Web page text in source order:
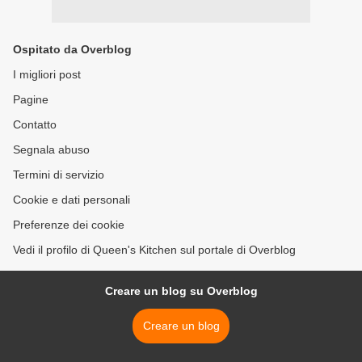
Ospitato da Overblog
I migliori post
Pagine
Contatto
Segnala abuso
Termini di servizio
Cookie e dati personali
Preferenze dei cookie
Vedi il profilo di Queen's Kitchen sul portale di Overblog
Creare un blog su Overblog
Creare un blog